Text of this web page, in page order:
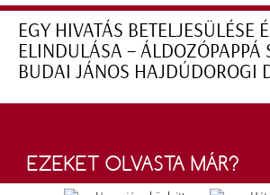
EGY HIVATÁS BETELJESÜLÉSE
ELINDULÁSA – ÁLDOZÓPAPPÁ
BUDAI JÁNOS HAJDÚDOROGI
EZEKET OLVASTA MÁR?